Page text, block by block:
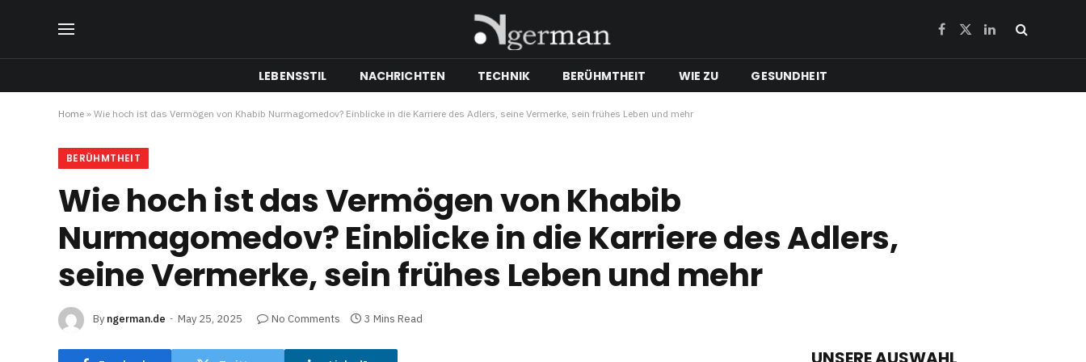
Facebook
X
LinkedIn
LEBENSSTIL NACHRICHTEN TECHNIK BERÜHMTHEIT WIE ZU GESUNDHEIT
Home » Wie hoch ist das Vermögen von Khabib Nurmagomedov? Einblicke in die Karriere des Adlers, seine Vermerke, sein frühes Leben und mehr
BERÜHMTHEIT
Wie hoch ist das Vermögen von Khabib
Nurmagomedov? Einblicke in die Karriere des Adlers,
seine Vermerke, sein frühes Leben und mehr
By ngerman.de May 25, 2025 No Comments 3 Mins Read